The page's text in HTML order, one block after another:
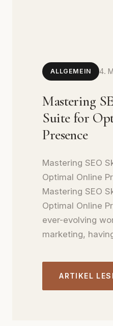
ALLGEMEIN 4.
Mastering
Suite for
Presence
Mastering SEO
Optimal Online
Mastering SEO
Optimal Online
ever-evolving
marketing,
ARTIKEL